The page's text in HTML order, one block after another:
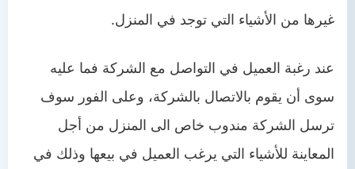
غيرها من الأشياء التي توجد في المنزل.
عند رغبة العميل في التواصل مع الشركة فما عليه
سوى أن يقوم بالاتصال بالشركة، وعلى الفور سوف
ترسل الشركة مندوب خاص الى المنزل من أجل
المعاينة للأشياء التي يرغب العميل في بيعها وذلك في